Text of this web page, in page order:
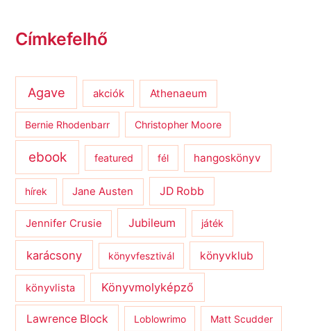
Címkefelhő
Agave akciók Athenaeum
Bernie Rhodenbarr Christopher Moore
ebook featured fél hangoskönyv
hírek Jane Austen JD Robb
Jennifer Crusie Jubileum játék
karácsony könyvfesztivál könyvklub
könyvlista Könyvmolyképző
Lawrence Block Loblowrimo Matt Scudder